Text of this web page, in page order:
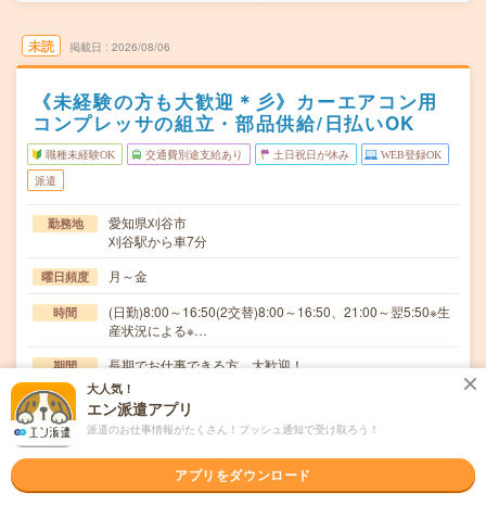
未読 掲載日 2026/08/06
《未経験の方も大歓迎＊彡》カーエアコン用
コンプレッサの組立・部品供給/日払いOK
職種未経験OK 交通費別途支給あり 土日祝日が休み WEB登録OK
派遣
勤務地
愛知県刈谷市
刈谷駅から車7分
曜日頻度 月～金
時間
(日勤)8:00～16:50(2交替)8:00～16:50、21:00～翌5:50※生
産状況による※…
期間 長期でお仕事できる方、大歓迎！
時給 時給1900～2375円 日払いOK！
交通費
交通費規定内支給
仕事内容
＊カーエアコン用コンプレッサづくり組立:部品のはめ込
大人気！
エン派遣アプリ
派遣のお仕事情報がたくさん！プッシュ通知で受け取ろう！
アプリをダウンロード